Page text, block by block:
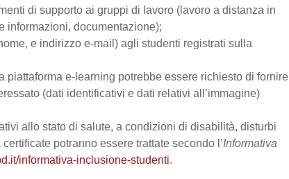
di supporto ai gruppi di lavoro (lavoro a distanza in
informazioni, documentazione);
e indirizzo e-mail) agli studenti registrati sulla
piattaforma e-learning potrebbe essere richiesto di fornire
(dati identificativi e dati relativi all’immagine)
allo stato di salute, a condizioni di disabilità, disturbi
potranno essere trattate secondo l’Informativa
informativa-inclusione-studenti.